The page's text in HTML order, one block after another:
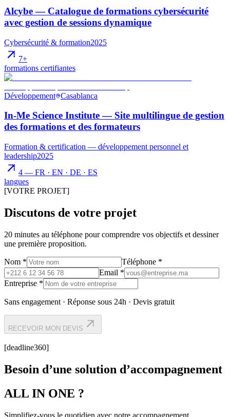
Alcybe — Catalogue de formations cybersécurité
avec gestion de sessions dynamique
Cybersécurité & formation2025
7+
formations certifiantes
Développement Casablanca
In-Me Science Institute — Site multilingue de gestion
des formations et des formateurs
Formation & certification — développement personnel et
leadership2025
4 — FR · EN · DE · ES
langues
[VOTRE PROJET]
Discutons de votre projet
20 minutes au téléphone pour comprendre vos objectifs et dessiner
une première proposition.
Nom *
Téléphone *
Email *
Entreprise *
Sans engagement · Réponse sous 24h · Devis gratuit
RECEVOIR MON DEVIS
[deadline360]
Besoin d’une solution d’accompagnement
ALL IN ONE ?
Simplifiez-vous le quotidien avec notre accompagnement